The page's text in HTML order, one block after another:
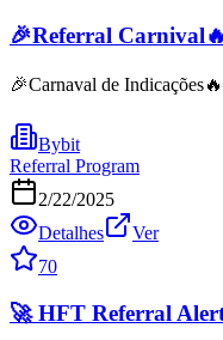
🎉Referral Carnival🔥
🎉Carnaval de
Bybit
Referral Program
2/22/2025
Detalhes
Ver
70
🚀 HFT Referral